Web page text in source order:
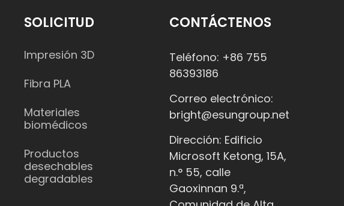
SOLICITUD
Impresión 3D
Fibra PLA
Materiales
biomédicos
Productos
desechables
degradables
CONTÁCTENOS
Teléfono: +86 755
86393186
Correo electrónico:
bright@esungroup.net
Dirección: Edificio
Microsoft Ketong, 15A,
n.° 55, calle
Gaoxinnan 9.ª,